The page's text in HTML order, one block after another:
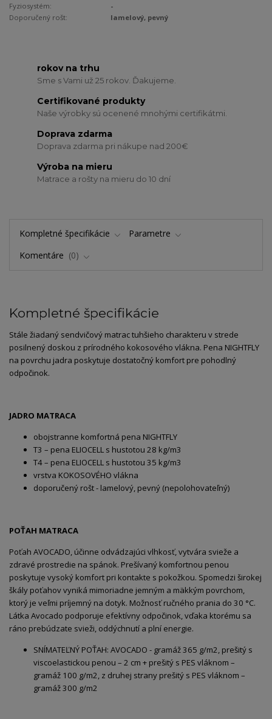
Fyziosystém:
-
Doporučený rošt:
lamelový, pevný
rokov na trhu
Sme s Vami už 25 rokov. Ďakujeme.
Certifikované produkty
Naše výrobky sú ocenené mnohými certifikátmi.
Doprava zdarma
Doprava zdarma pri nákupe nad 200€
Výroba na mieru
Matrace a rošty na mieru do 10 dní
Kompletné špecifikácie
Parametre
Komentáre
0
Kompletné špecifikácie
Stále žiadaný sendvičový matrac tuhšieho charakteru v strede
posilnený doskou z prírodného kokosového vlákna. Pena NIGHTFLY
na povrchu jadra poskytuje dostatočný komfort pre pohodlný
odpočinok.
JADRO MATRACA
obojstranne komfortná pena NIGHTFLY
T3 – pena ELIOCELL s hustotou 28 kg/m3
T4 – pena ELIOCELL s hustotou 35 kg/m3
vrstva KOKOSOVÉHO vlákna
doporučený rošt - lamelový, pevný (nepolohovateľný)
POŤAH MATRACA
Poťah AVOCADO, účinne odvádzajúci vlhkosť, vytvára svieže a
zdravé prostredie na spánok. Prešívaný komfortnou penou
poskytuje vysoký komfort pri kontakte s pokožkou. Spomedzi širokej
škály poťahov vyniká mimoriadne jemným a mäkkým povrchom,
ktorý je veľmi príjemný na dotyk. Možnosť ručného prania do 30 °C.
Látka Avocado podporuje efektívny odpočinok, vďaka ktorému sa
ráno prebúdzate svieži, oddýchnutí a plní energie.
SNÍMATEĽNÝ POŤAH: AVOCADO - gramáž 365 g/m2, prešitý s
viscoelastickou penou – 2 cm + prešitý s PES vláknom –
gramáž 100 g/m2, z druhej strany prešitý s PES vláknom –
gramáž 300 g/m2